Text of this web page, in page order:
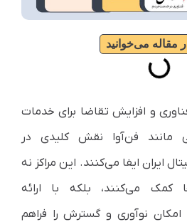
مقاله می‌خوانید
و افزایش تقاضا برای خدمات
مانند فن‌آوا نقش کلیدی در
ایران ایفا می‌کنند. این مراکز نه
کمک می‌کنند، بلکه با ارائه
امکان نوآوری و گسترش را فراهم